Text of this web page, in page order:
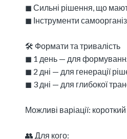
◼︎ Сильні рішення, що
◼︎ Інструменти
🛠️ Формати та тривалість
◼︎ 1 день — для
◼︎ 2 дні — для генерації
◼︎ 3 дні — для глибокої
Можливі варіації:
👥 Для кого: